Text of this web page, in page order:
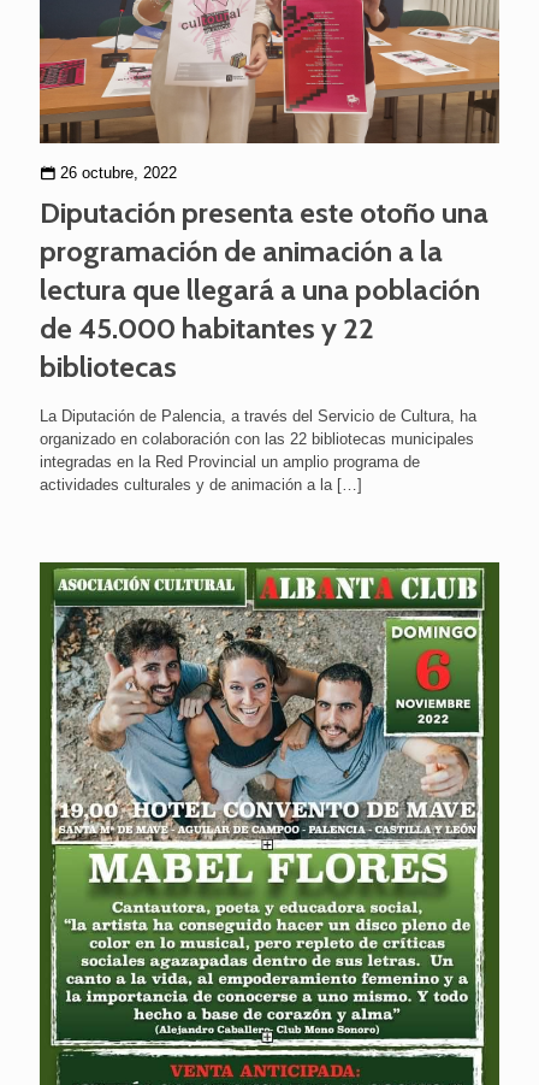
26 octubre, 2022
Diputación presenta este otoño una
programación de animación a la
lectura que llegará a una población
de 45.000 habitantes y 22
bibliotecas
La Diputación de Palencia, a través del Servicio de Cultura, ha
organizado en colaboración con las 22 bibliotecas municipales
integradas en la Red Provincial un amplio programa de
actividades culturales y de animación a la[…]